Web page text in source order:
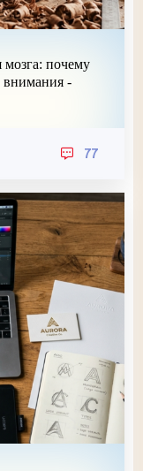
мозга: почему
внимания -
77